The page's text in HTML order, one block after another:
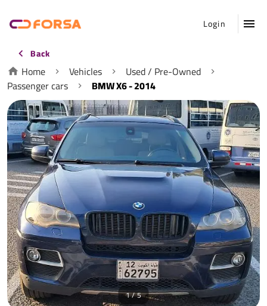
Login
Back
Home Vehicles
Used / Pre-Owned
Passenger cars
BMW X6 - 2014
1 / 5